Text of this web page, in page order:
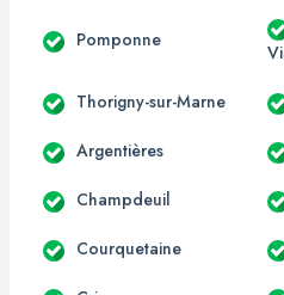
Pomponne
Thorigny-sur-Marne
Argentières
Champdeuil
Courquetaine